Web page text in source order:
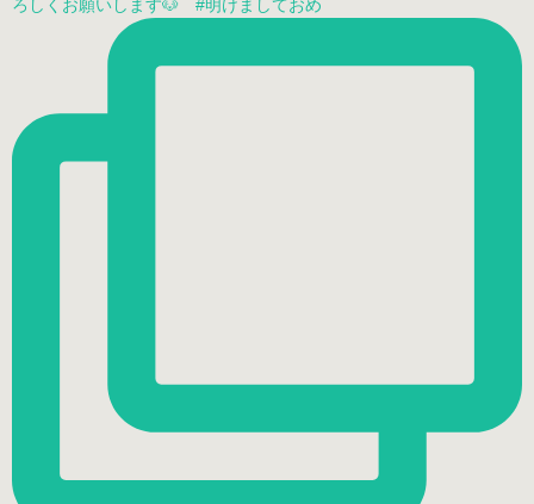
ろしくお願いします🐶 #明けましておめ